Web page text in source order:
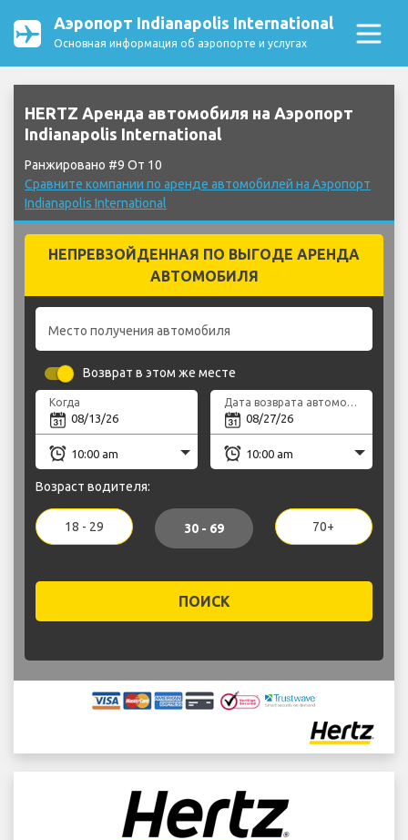
Аэропорт Indianapolis International
Основная информация об аэропорте и услугах
HERTZ Аренда автомобиля на Аэропорт
Indianapolis International
Ранжировано #9 От 10
Сравните компании по аренде автомобилей на Аэропорт
Indianapolis International
НЕПРЕВЗОЙДЕННАЯ ПО ВЫГОДЕ АРЕНДА
АВТОМОБИЛЯ
Место получения автомобиля
Возврат в этом же месте
Когда Дата возврата автомобиля
Возраст водителя:
18 - 29 30 - 69 70+
ПОИСК